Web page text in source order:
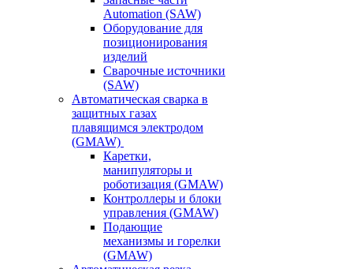
Automation (SAW)
Оборудование для
позиционирования
изделий
Сварочные источники
(SAW)
Автоматическая сварка в
защитных газах
плавящимся электродом
(GMAW)
Каретки,
манипуляторы и
роботизация (GMAW)
Контроллеры и блоки
управления (GMAW)
Подающие
механизмы и горелки
(GMAW)